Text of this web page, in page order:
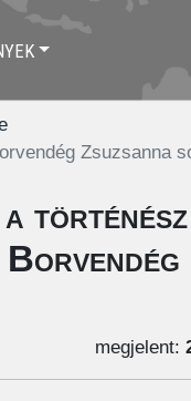
Zsuzsanna
történész
megjelent: